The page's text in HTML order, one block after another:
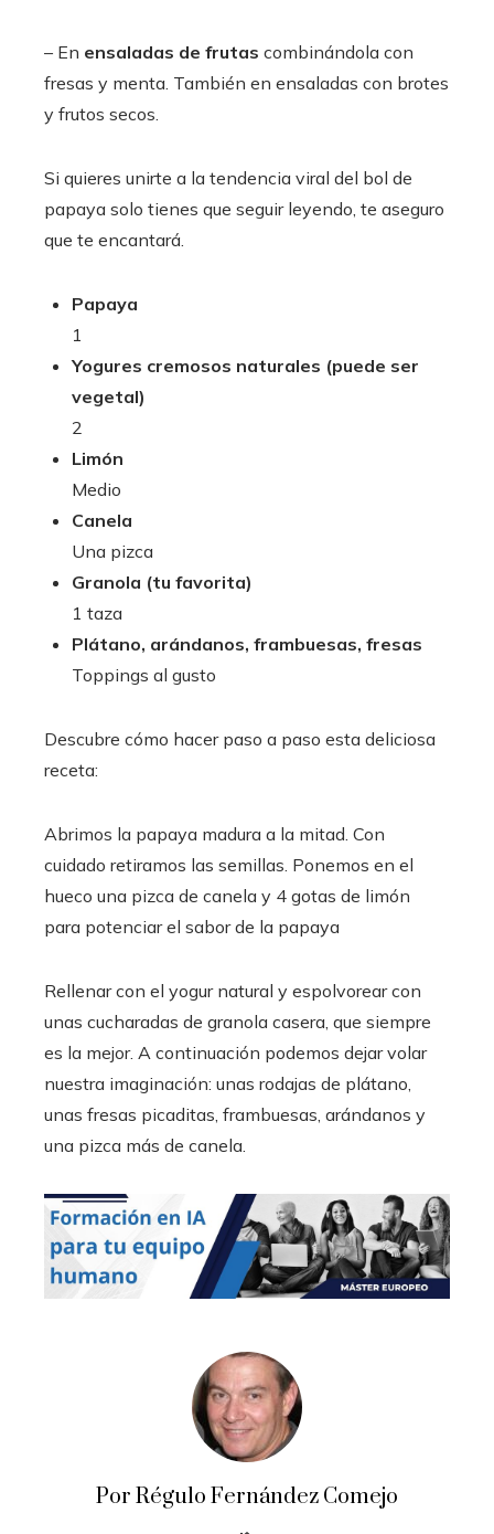
– En ensaladas de frutas combinándola con
fresas y menta. También en ensaladas con brotes
y frutos secos.
Si quieres unirte a la tendencia viral del bol de
papaya solo tienes que seguir leyendo, te aseguro
que te encantará.
Papaya
1
Yogures cremosos naturales (puede ser
vegetal)
2
Limón
Medio
Canela
Una pizca
Granola (tu favorita)
1 taza
Plátano, arándanos, frambuesas, fresas
Toppings al gusto
Descubre cómo hacer paso a paso esta deliciosa
receta:
Abrimos la papaya madura a la mitad. Con
cuidado retiramos las semillas. Ponemos en el
hueco una pizca de canela y 4 gotas de limón
para potenciar el sabor de la papaya
Rellenar con el yogur natural y espolvorear con
unas cucharadas de granola casera, que siempre
es la mejor. A continuación podemos dejar volar
nuestra imaginación: unas rodajas de plátano,
unas fresas picaditas, frambuesas, arándanos y
una pizca más de canela.
Por Régulo Fernández Comejo